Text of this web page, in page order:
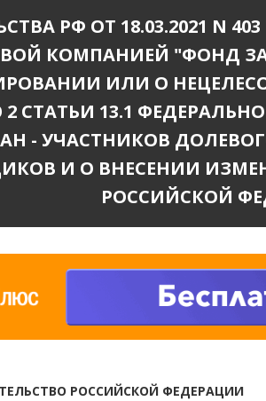
РФ ОТ 18.03.2021 N
КОМПАНИЕЙ "ФОНД
ИЛИ О
СТАТЬИ 13.1
- УЧАСТНИКОВ
И О ВНЕСЕНИИ
РОССИЙСКОЙ
РОССИЙСКОЙ ФЕДЕРАЦИИ